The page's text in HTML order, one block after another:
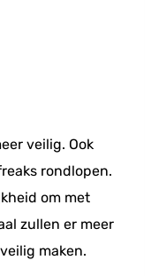
veilig. Ook
rondlopen.
om met
zullen er meer
maken.